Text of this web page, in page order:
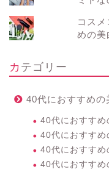
コス
めの美
カテゴリー
40代におすすめの
40代におすすめ
40代におすすめ
40代におすすめ
40代におすすめ